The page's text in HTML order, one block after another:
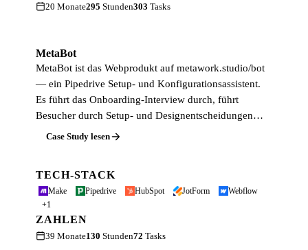
20 Monate295 Stunden303 Tasks
MetaBot
MetaBot ist das Webprodukt auf metawork.studio/bot
— ein Pipedrive Setup- und Konfigurationsassistent.
Es führt das Onboarding-Interview durch, führt
Besucher durch Setup- und Designentscheidungen…
Case Study lesen
TECH-STACK
Make Pipedrive HubSpot JotForm
Webflow
+1
ZAHLEN
39 Monate130 Stunden72 Tasks